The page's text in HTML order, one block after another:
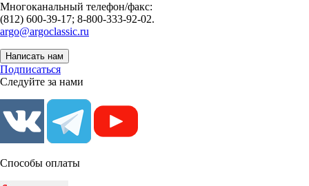
Многоканальный телефон/факс:
(812) 600-39-17; 8-800-333-92-02.
argo@argoclassic.ru
Написать нам
Подписаться
Следуйте за нами
Способы оплаты